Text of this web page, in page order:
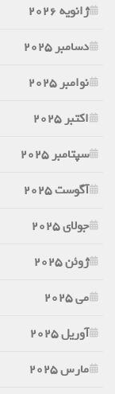
ژانویه 2026
دسامبر 2025
نوامبر 2025
اکتبر 2025
سپتامبر 2025
آگوست 2025
جولای 2025
ژوئن 2025
می 2025
آوریل 2025
مارس 2025